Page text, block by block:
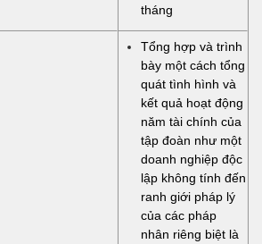
tháng
Tổng hợp và trình
bày một cách tổng
quát tình hình và
kết quả hoạt động
năm tài chính của
tập đoàn như một
doanh nghiệp độc
lập không tính đến
ranh giới pháp lý
của các pháp
nhân riêng biệt là